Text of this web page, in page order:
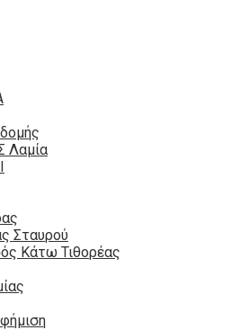
Λαμία
Σταυρού
Κάτω Τιθορέας